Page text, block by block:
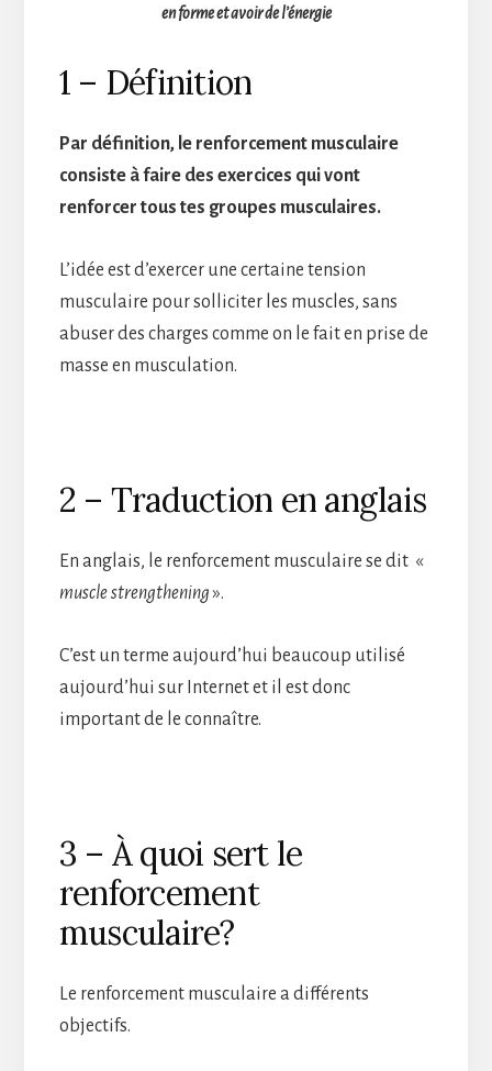
en forme et avoir de l’énergie
1 – Définition
Par définition, le renforcement musculaire
consiste à faire des exercices qui vont
renforcer tous tes groupes musculaires.
L’idée est d’exercer une certaine tension
musculaire pour solliciter les muscles, sans
abuser des charges comme on le fait en prise de
masse en musculation.
2 – Traduction en anglais
En anglais, le renforcement musculaire se dit «
muscle strengthening».
C’est un terme aujourd’hui beaucoup utilisé
aujourd’hui sur Internet et il est donc
important de le connaître.
3 – À quoi sert le
renforcement
musculaire?
Le renforcement musculaire a différents
objectifs.